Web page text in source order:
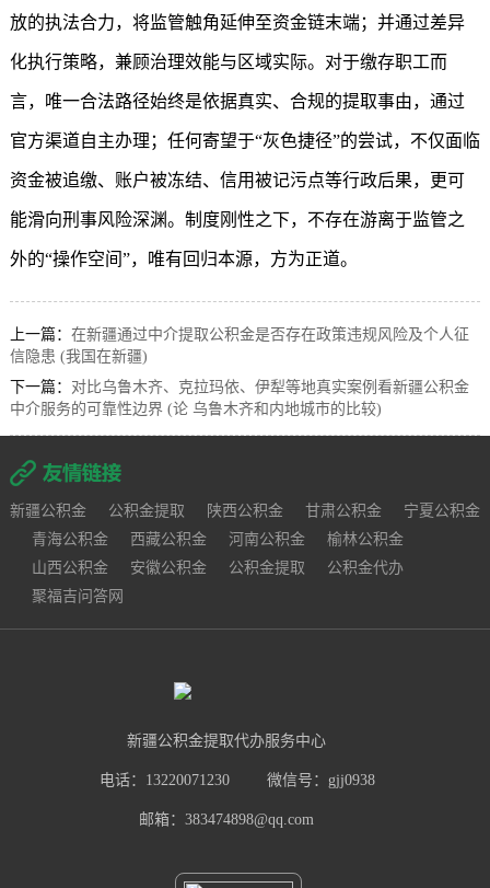
放的执法合力，将监管触角延伸至资金链末端；并通过差异
化执行策略，兼顾治理效能与区域实际。对于缴存职工而
言，唯一合法路径始终是依据真实、合规的提取事由，通过
官方渠道自主办理；任何寄望于“灰色捷径”的尝试，不仅面临
资金被追缴、账户被冻结、信用被记污点等行政后果，更可
能滑向刑事风险深渊。制度刚性之下，不存在游离于监管之
外的“操作空间”，唯有回归本源，方为正道。
上一篇： 在新疆通过中介提取公积金是否存在政策违规风险及个人征
信隐患 (我国在新疆)
下一篇： 对比乌鲁木齐、克拉玛依、伊犁等地真实案例看新疆公积金
中介服务的可靠性边界 (论 乌鲁木齐和内地城市的比较)
新疆公积金 公积金提取 陕西公积金 甘肃公积金
宁夏公积金
青海公积金
西藏公积金 河南公积金
榆林公积金
山西公积金
安徽公积金 公积金提取
公积金代办
聚福吉问答网
新疆公积金提取代办服务中心
电话：13220071230 微信号：gjj0938
邮箱：383474898@qq.com